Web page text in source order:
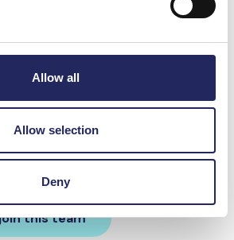
Allow all
Allow selection
Deny
made to the
this team